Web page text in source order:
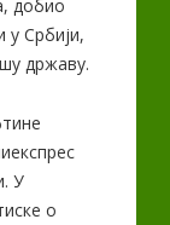
добио
у Србији,
државу.
У
о